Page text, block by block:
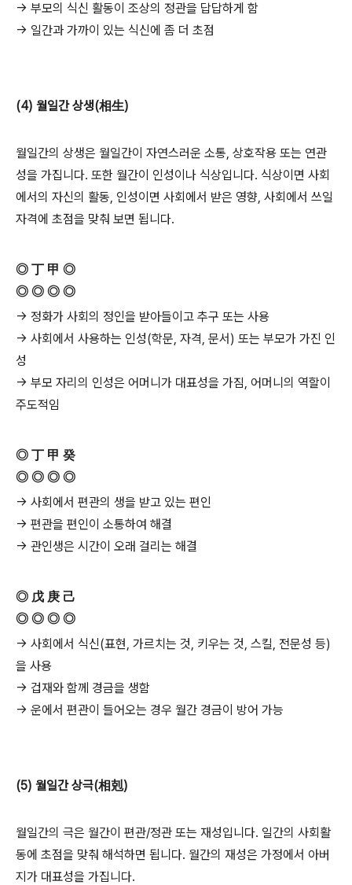
→ 부모의 식신 활동이 조상의 정관을 답답하게 함
→ 일간과 가까이 있는 식신에 좀 더 초점
(4) 월일간 상생(相生)
월일간의 상생은 월일간이 자연스러운 소통, 상호작용 또는 연관
성을 가집니다. 또한 월간이 인성이나 식상입니다. 식상이면 사회
에서의 자신의 활동, 인성이면 사회에서 받은 영향, 사회에서 쓰일
자격에 초점을 맞춰 보면 됩니다.
◎ 丁 甲 ◎
◎ ◎ ◎ ◎
→ 정화가 사회의 정인을 받아들이고 추구 또는 사용
→ 사회에서 사용하는 인성(학문, 자격, 문서) 또는 부모가 가진 인
성
→ 부모 자리의 인성은 어머니가 대표성을 가짐, 어머니의 역할이
주도적임
◎ 丁 甲 癸
◎ ◎ ◎ ◎
→ 사회에서 편관의 생을 받고 있는 편인
→ 편관을 편인이 소통하여 해결
→ 관인생은 시간이 오래 걸리는 해결
◎ 戊 庚 己
◎ ◎ ◎ ◎
→ 사회에서 식신(표현, 가르치는 것, 키우는 것, 스킬, 전문성 등)
을 사용
→ 겁재와 함께 경금을 생함
→ 운에서 편관이 들어오는 경우 월간 경금이 방어 가능
(5) 월일간 상극(相剋)
월일간의 극은 월간이 편관/정관 또는 재성입니다. 일간의 사회활
동에 초점을 맞춰 해석하면 됩니다. 월간의 재성은 가정에서 아버
지가 대표성을 가집니다.